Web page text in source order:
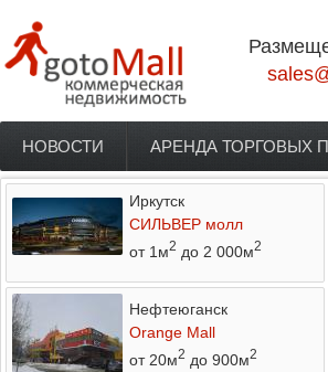
Главное меню
НОВОСТИ АРЕНДА ТОРГОВЫХ
Иркутск
СИЛЬВЕР молл
от 1м2 до 2 000м2
Нефтеюганск
Orange Mall
от 20м2 до 900м2